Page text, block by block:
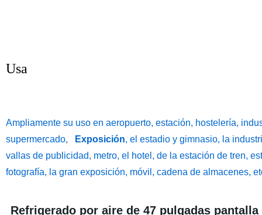
Usa
Ampliamente su uso en aeropuerto, estación, hostelería,
supermercado,
Exposición, el estadio y gimnasio, la
vallas de publicidad, metro, el hotel, de la estación de tren,
fotografía, la gran exposición, móvil, cadena de almacenes,
Refrigerado por aire de 47 pulgadas